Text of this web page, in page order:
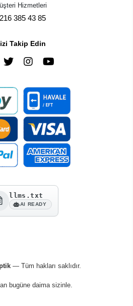
Hizmetleri
385 43 85
Takip Edin
llms.txt
AI READY
— Tüm hakları saklıdır.
bugüne daima sizinle.